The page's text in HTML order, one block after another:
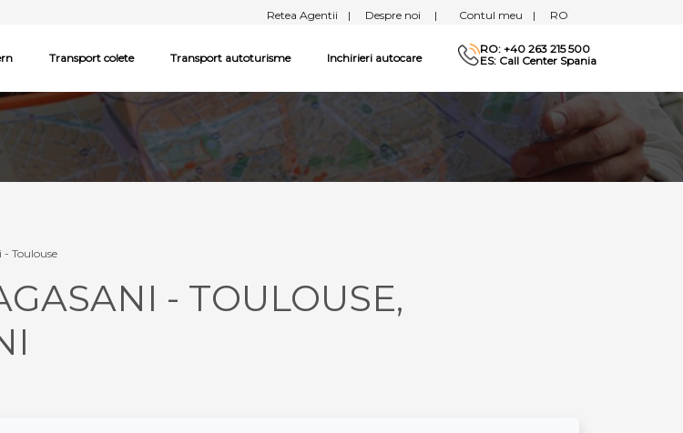
Retea Agentii | Despre noi | Contul meu | RO
Transport colete Transport autoturisme Inchirieri autocare
RO: +40 263 215 500
ES: Call Center Spania
- Toulouse
- TOULOUSE,